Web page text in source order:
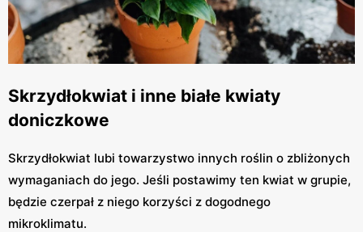
Skrzydłokwiat i inne białe kwiaty
doniczkowe
Skrzydłokwiat lubi towarzystwo innych roślin o zbliżonych
wymaganiach do jego. Jeśli postawimy ten kwiat w grupie,
będzie czerpał z niego korzyści z dogodnego
mikroklimatu.